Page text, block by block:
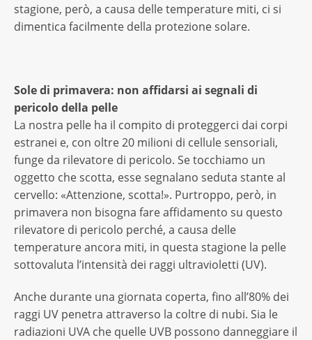
stagione, però, a causa delle temperature miti, ci si
dimentica facilmente della protezione solare.
Sole di primavera: non affidarsi ai segnali di
pericolo della pelle
La nostra pelle ha il compito di proteggerci dai corpi
estranei e, con oltre 20 milioni di cellule sensoriali,
funge da rilevatore di pericolo. Se tocchiamo un
oggetto che scotta, esse segnalano seduta stante al
cervello: «Attenzione, scotta!». Purtroppo, però, in
primavera non bisogna fare affidamento su questo
rilevatore di pericolo perché, a causa delle
temperature ancora miti, in questa stagione la pelle
sottovaluta l’intensità dei raggi ultravioletti (UV).
Anche durante una giornata coperta, fino all’80% dei
raggi UV penetra attraverso la coltre di nubi. Sia le
radiazioni UVA che quelle UVB possono danneggiare il